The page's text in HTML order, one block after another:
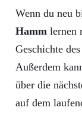
Wenn du neu
Hamm lernen
Geschichte des
Außerdem
über die
auf dem